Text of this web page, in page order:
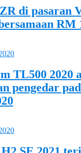
di pasaran
RM
TL500 2020
pengedar